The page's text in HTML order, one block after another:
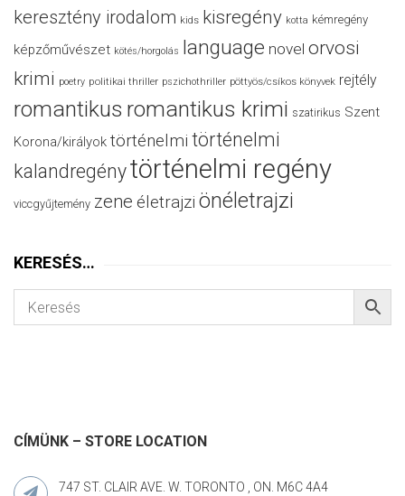
keresztény irodalom kids kisregény kotta kémregény
képzőművészet kötés/horgolás language novel orvosi
krimi poetry politikai thriller pszichothriller pöttyös/csíkos könyvek rejtély
romantikus romantikus krimi szatirikus Szent
Korona/királyok történelmi történelmi
kalandregénytörténelmi regény
viccgyűjtemény zene életrajzi önéletrajzi
KERESÉS…
CÍMÜNK – STORE LOCATION
747 ST. CLAIR AVE. W. TORONTO , ON. M6C 4A4